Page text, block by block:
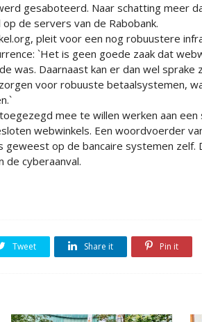
gesaboteerd. Naar schatting meer
de servers van de Rabobank.
pleit voor een nog robuustere
`Het is geen goede zaak dat
was. Daarnaast kan er dan wel
voor robuuste betaalsystemen,
mee te willen werken aan
webwinkels. Een woordvoerder
geweest op de bancaire systemen zelf.
de cyberaanval.
Tweet Share it Pin it